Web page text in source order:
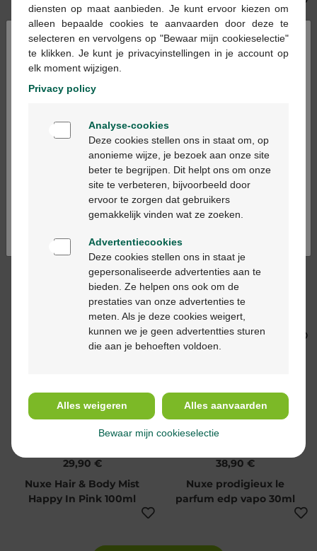
Caudalie Thé des
Vignes Eau fraîche
100ml
Sunset Bliss 100ml
22,69 €
Caudalie Eau des
Vignes Eau fraîche
50ml
15,20 €
Aromaboost Sleep
Spray Bio 50ml
29,90 €
Nuxe Hair & Body Mist
Happy In Pink 100ml
38,90 €
Nuxe prodigieux le
parfum edp vapo 30ml
×
Bienvenue
Ga verder in het nederlands
Continuez en français
diensten op maat aanbieden. Je kunt ervoor kiezen om
alleen bepaalde cookies te aanvaarden door deze te
selecteren en vervolgens op "Bewaar mijn cookieselectie"
te klikken. Je kunt je privacyinstellingen in je account op
elk moment wijzigen.
Privacy policy
Analyse-cookies
Deze cookies stellen ons in staat om, op
anonieme wijze, je bezoek aan onze site
beter te begrijpen. Dit helpt ons om onze
site te verbeteren, bijvoorbeeld door
ervoor te zorgen dat gebruikers
gemakkelijk vinden wat ze zoeken.
Advertentiecookies
Deze cookies stellen ons in staat je
gepersonaliseerde advertenties aan te
bieden. Ze helpen ons ook om de
prestaties van onze advertenties te
meten. Als je deze cookies weigert,
kunnen we je geen advertentties sturen
die aan je behoeften voldoen.
Alles weigeren Alles aanvaarden
Bewaar mijn cookieselectie